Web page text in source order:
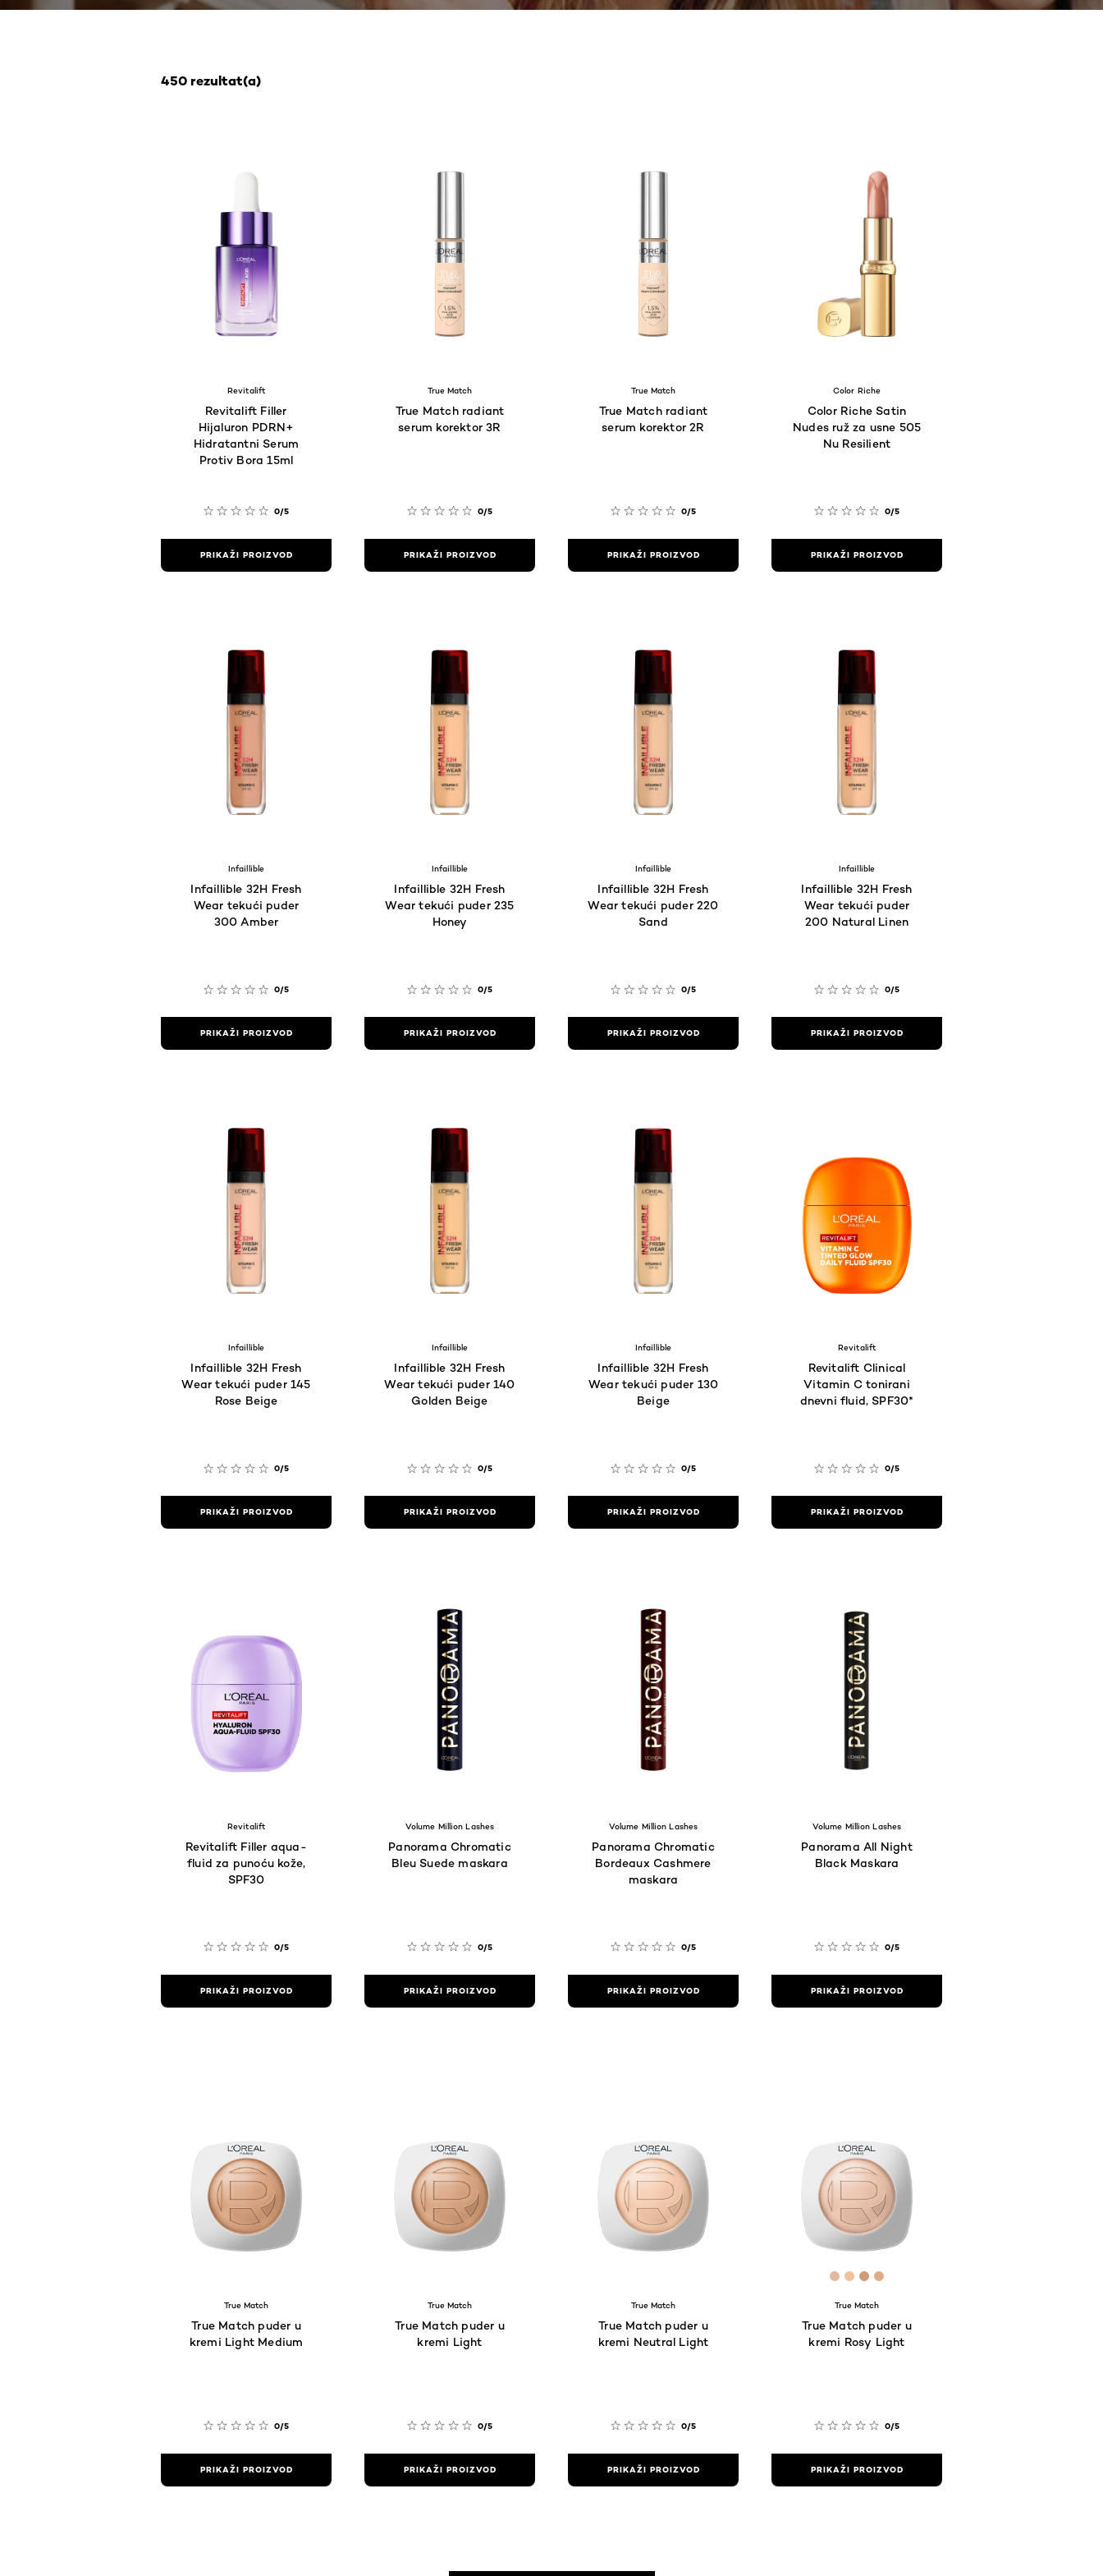
450 rezultat(a)
Revitalift
Revitalift Filler
Hijaluron PDRN+
Hidratantni Serum
Protiv Bora 15ml
0/5
PRIKAŽI PROIZVOD
True Match
True Match radiant
serum korektor 3R
0/5
PRIKAŽI PROIZVOD
True Match
True Match radiant
serum korektor 2R
0/5
PRIKAŽI PROIZVOD
Color Riche
Color Riche Satin
Nudes ruž za usne 505
Nu Resilient
0/5
PRIKAŽI PROIZVOD
Infaillible
Infaillible 32H Fresh
Wear tekući puder
300 Amber
0/5
PRIKAŽI PROIZVOD
Infaillible
Infaillible 32H Fresh
Wear tekući puder 235
Honey
0/5
PRIKAŽI PROIZVOD
Infaillible
Infaillible 32H Fresh
Wear tekući puder 220
Sand
0/5
PRIKAŽI PROIZVOD
Infaillible
Infaillible 32H Fresh
Wear tekući puder
200 Natural Linen
0/5
PRIKAŽI PROIZVOD
Infaillible
Infaillible 32H Fresh
Wear tekući puder 145
Rose Beige
0/5
PRIKAŽI PROIZVOD
Infaillible
Infaillible 32H Fresh
Wear tekući puder 140
Golden Beige
0/5
PRIKAŽI PROIZVOD
Infaillible
Infaillible 32H Fresh
Wear tekući puder 130
Beige
0/5
PRIKAŽI PROIZVOD
Revitalift
Revitalift Clinical
Vitamin C tonirani
dnevni fluid, SPF30*
0/5
PRIKAŽI PROIZVOD
Revitalift
Revitalift Filler aqua-
fluid za punoću kože,
SPF30
0/5
PRIKAŽI PROIZVOD
Volume Million Lashes
Panorama Chromatic
Bleu Suede maskara
0/5
PRIKAŽI PROIZVOD
Volume Million Lashes
Panorama Chromatic
Bordeaux Cashmere
maskara
0/5
PRIKAŽI PROIZVOD
Volume Million Lashes
Panorama All Night
Black Maskara
0/5
PRIKAŽI PROIZVOD
True Match
True Match puder u
kremi Light Medium
0/5
PRIKAŽI PROIZVOD
True Match
True Match puder u
kremi Light
0/5
PRIKAŽI PROIZVOD
True Match
True Match puder u
kremi Neutral Light
0/5
PRIKAŽI PROIZVOD
[Color]: #E1B9A3
[Color]: #F1C09E
[Color]: #CF9B78
[Color]: #E0AB87
True Match
True Match puder u
kremi Rosy Light
0/5
PRIKAŽI PROIZVOD